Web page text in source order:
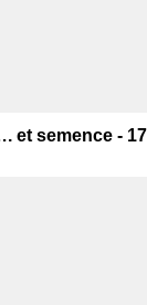
et semence -